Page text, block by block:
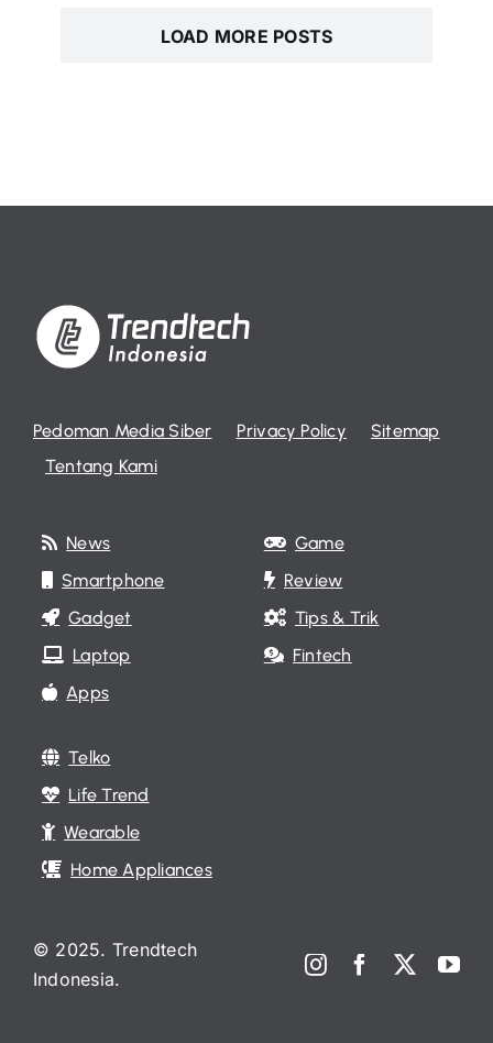
LOAD MORE POSTS
Pedoman Media Siber Privacy Policy
Sitemap
Tentang Kami
News
Smartphone
Gadget
Laptop
Apps
Game
Review
Tips & Trik
Fintech
Telko
Life Trend
Wearable
Home Appliances
© 2025. Trendtech
Indonesia.